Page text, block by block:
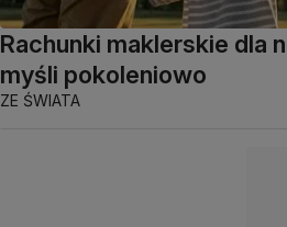
Rachunki maklerskie dla
myśli pokoleniowo
ZE ŚWIATA